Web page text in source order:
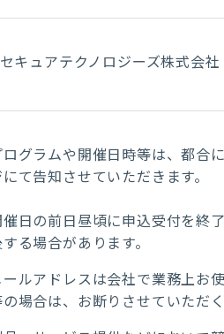
キュアテクノロジーズ株式会社
グラムや開催日時等は、都合
て告知させていただきます。
日の前日昼頃に申込受付を終
る場合があります。
ルアドレスは会社で業務上お
場合は、お断りさせていただ